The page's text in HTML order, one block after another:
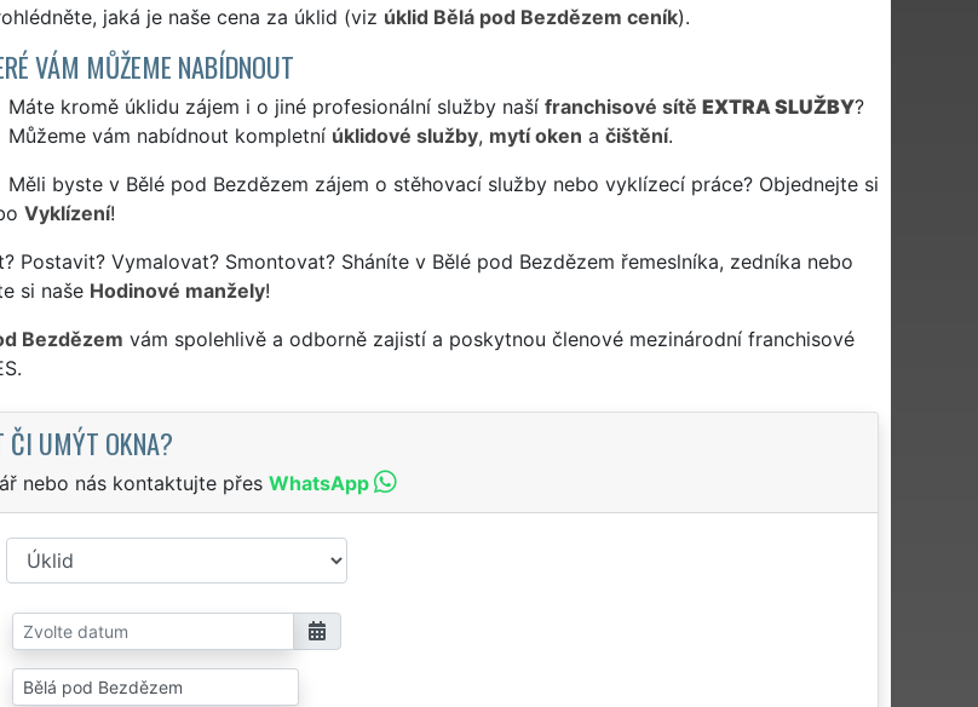
jaká je naše cena za úklid (viz úklid Bělá pod Bezdězem ceník).
VÁM MŮŽEME NABÍDNOUT
Máte kromě úklidu zájem i o jiné profesionální služby naší franchisové sítě EXTRA SLUŽBY?
Můžeme vám nabídnout kompletní úklidové služby, mytí oken a čištění.
Měli byste v Bělé pod Bezdězem zájem o stěhovací služby nebo vyklízecí práce? Objednejte si
Vyklízení!
Postavit? Vymalovat? Smontovat? Sháníte v Bělé pod Bezdězem řemeslníka, zedníka nebo
si naše Hodinové manžely!
Bezdězem vám spolehlivě a odborně zajistí a poskytnou členové mezinárodní franchisové
ČI UMÝT OKNA?
nebo nás kontaktujte přes WhatsApp